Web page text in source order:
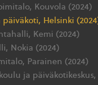
Kouvola (2024)
Helsinki
Kemi (2024)
Nokia (2024)
Parainen (2024)
ja